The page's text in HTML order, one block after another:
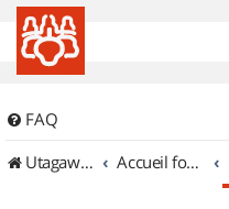
FAQ
UtagawaVTT (Randos VTT et VTTAE avec traces GPS)
Accueil forum